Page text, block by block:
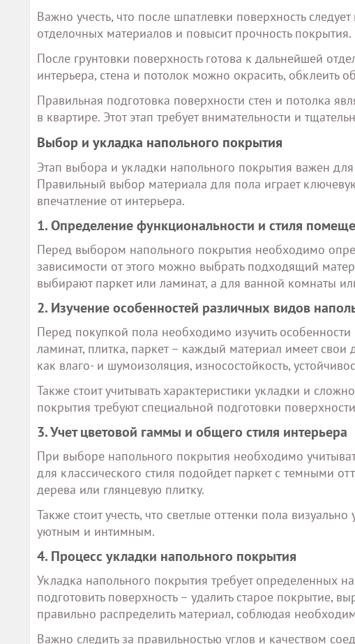
Важно учесть, что после шпатлевки поверхность
отделочных материалов и повысит прочность покрытия.
После грунтовки поверхность готова к дальнейшей
интерьера, стена и потолок можно окрасить, обклеить
Правильная подготовка поверхности стен и потолка
в квартире. Этот этап требует внимательности и
Выбор и укладка напольного покрытия
Этап выбора и укладки напольного покрытия важен
Правильный выбор материала для пола играет
впечатление от интерьера.
1. Определение функциональности и стиля
Перед выбором напольного покрытия необходимо
зависимости от этого можно выбрать подходящий
выбирают паркет или ламинат, а для ванной комнаты
2. Изучение особенностей различных видов
Перед покупкой пола необходимо изучить
ламинат, плитка, паркет – каждый материал имеет свои
как влаго- и шумоизоляция, износостойкость,
Также стоит учитывать характеристики укладки и
покрытия требуют специальной подготовки
3. Учет цветовой гаммы и общего стиля интерьера
При выборе напольного покрытия необходимо
для классического стиля подойдет паркет с темными
дерева или глянцевую плитку.
Также стоит учесть, что светлые оттенки пола
уютным и интимным.
4. Процесс укладки напольного покрытия
Укладка напольного покрытия требует определенных
подготовить поверхность – удалить старое покрытие,
правильно распределить материал, соблюдая
Важно следить за правильностью углов и качеством